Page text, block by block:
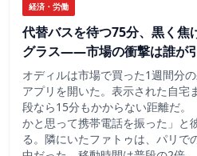
経済・労働
代替バスを待つ75分、黒く焦
グラス——市場の衝撃は誰が
オディルは市場で買った1週間分
アプリを開いた。表示された自宅
段なら15分もかからない距離だ。
かと思って携帯電話を振った」
る。隣にいたファトゥは、パリで